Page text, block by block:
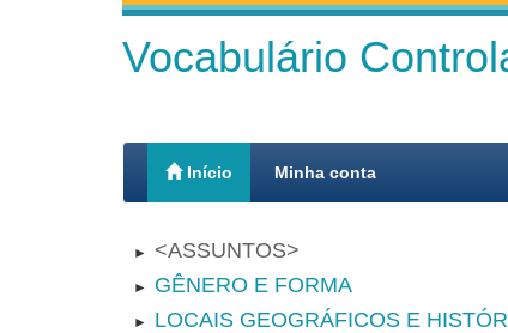
Vocabulário
Início Minha conta
► ASSUNTOS
► GÊNERO E FORMA
► LOCAIS GEOGRÁFICOS E